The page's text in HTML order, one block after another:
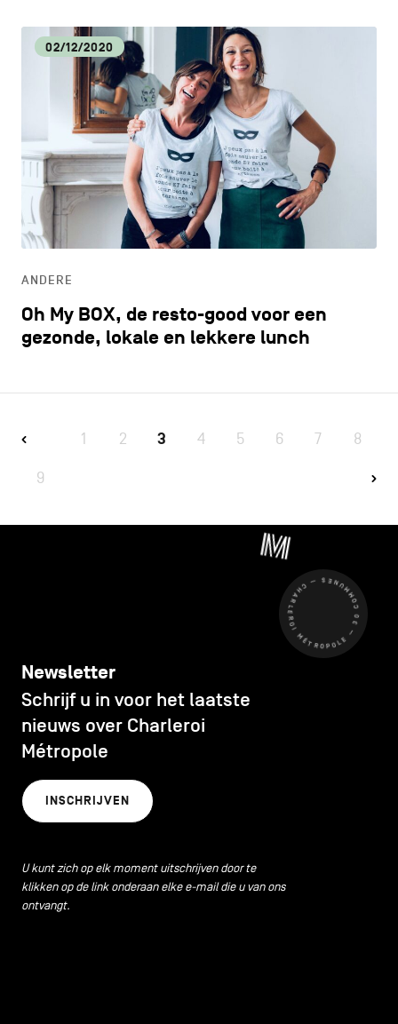
02/12/2020
ANDERE
Oh My BOX, de resto-good voor een
gezonde, lokale en lekkere lunch
1 2 3 4 5 6 7 8
9
CHARLEROI MÉTROPOLE — 30 COMMUNES —
Newsletter
Schrijf u in voor het laatste
nieuws over Charleroi
Métropole
INSCHRIJVEN
U kunt zich op elk moment uitschrijven door te
klikken op de link onderaan elke e-mail die u van ons
ontvangt.